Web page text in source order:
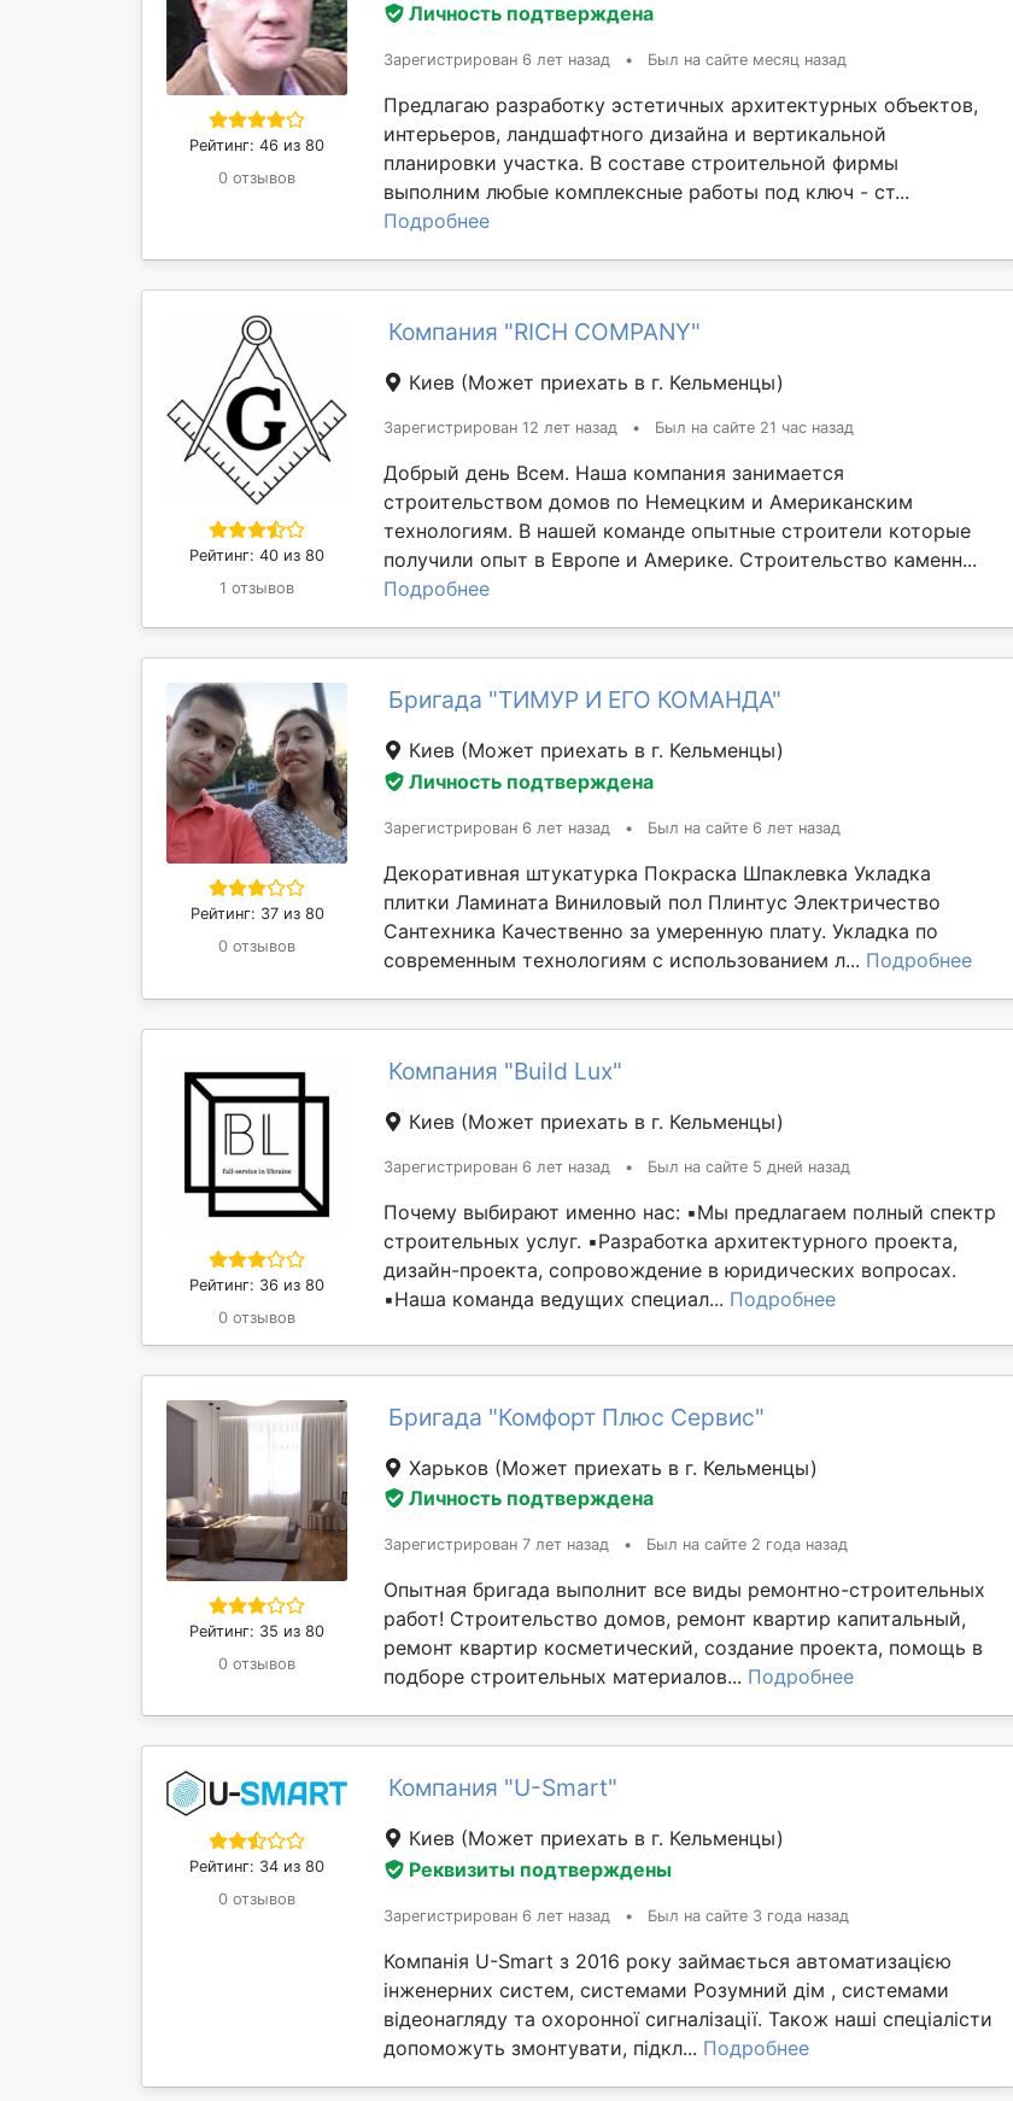
Рейтинг: 46 из 80
0 отзывов
Личность подтверждена
Зарегистрирован 6 лет назад • Был на сайте месяц назад
Предлагаю разработку эстетичных архитектурных объектов,
интерьеров, ландшафтного дизайна и вертикальной
планировки участка. В составе строительной фирмы
выполним любые комплексные работы под ключ - ст...
Подробнее
Рейтинг: 40 из 80
1 отзывов
Компания "RICH COMPANY"
Киев (Может приехать в г. Кельменцы)
Зарегистрирован 12 лет назад • Был на сайте 21 час назад
Добрый день Всем. Наша компания занимается
строительством домов по Немецким и Американским
технологиям. В нашей команде опытные строители которые
получили опыт в Европе и Америке. Строительство каменн...
Подробнее
Рейтинг: 37 из 80
0 отзывов
Бригада "ТИМУР И ЕГО КОМАНДА"
Киев (Может приехать в г. Кельменцы)
Личность подтверждена
Зарегистрирован 6 лет назад • Был на сайте 6 лет назад
Декоративная штукатурка Покраска Шпаклевка Укладка
плитки Ламината Виниловый пол Плинтус Электричество
Сантехника Качественно за умеренную плату. Укладка по
современным технологиям с использованием л... Подробнее
Рейтинг: 36 из 80
0 отзывов
Компания "Build Lux"
Киев (Может приехать в г. Кельменцы)
Зарегистрирован 6 лет назад • Был на сайте 5 дней назад
Почему выбирают именно нас: ▪️Мы предлагаем полный спектр
строительных услуг. ▪️Разработка архитектурного проекта,
дизайн-проекта, сопровождение в юридических вопросах.
▪️Наша команда ведущих специал... Подробнее
Рейтинг: 35 из 80
0 отзывов
Бригада "Комфорт Плюс Сервис"
Харьков (Может приехать в г. Кельменцы)
Личность подтверждена
Зарегистрирован 7 лет назад • Был на сайте 2 года назад
Опытная бригада выполнит все виды ремонтно-строительных
работ! Строительство домов, ремонт квартир капитальный,
ремонт квартир косметический, создание проекта, помощь в
подборе строительных материалов... Подробнее
Рейтинг: 34 из 80
0 отзывов
Компания "U-Smart"
Киев (Может приехать в г. Кельменцы)
Реквизиты подтверждены
Зарегистрирован 6 лет назад • Был на сайте 3 года назад
Компанія U-Smart з 2016 року займається автоматизацією
інженерних систем, системами Розумний дім , системами
відеонагляду та охоронної сигналізації. Також наші спеціалісти
допоможуть змонтувати, підкл... Подробнее